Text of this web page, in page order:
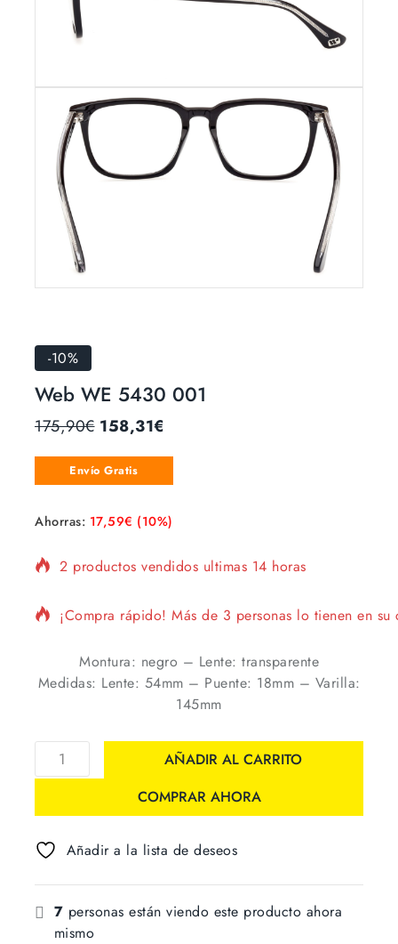
-10%
Web WE 5430 001
175,90€ 158,31€
Envío Gratis
Ahorras: 17,59€ (10%)
2 productos vendidos ultimas 14 horas
¡Compra rápido! Más de 3 personas lo tienen en su
Montura: negro – Lente: transparente
Medidas: Lente: 54mm – Puente: 18mm – Varilla:
145mm
AÑADIR AL CARRITO
COMPRAR AHORA
Añadir a la lista de deseos
7 personas están viendo este producto ahora
mismo